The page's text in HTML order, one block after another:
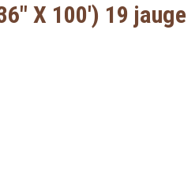
X 100') 19 jauge